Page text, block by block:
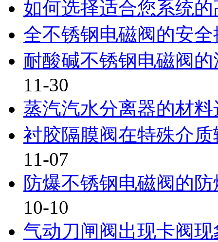
如何选择适合您系统
全不锈钢电磁阀的安
耐酸碱不锈钢电磁阀
11-30
蒸汽汽水分离器的材
衬胶隔膜阀在特殊介
11-07
防爆不锈钢电磁阀的
10-10
气动刀闸阀出现卡阀